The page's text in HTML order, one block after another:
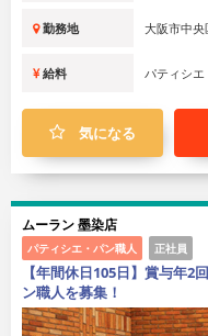
勤務地 大阪市中央
給料 パティシ
気になる
ムーラン 墨染店
パティシエ・パン職人 正社員
【年間休日105日】賞与年2
ン職人を募集！